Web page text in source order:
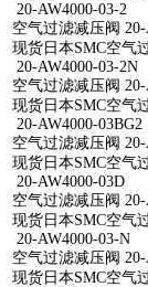
20-AW4000-03-2
空气过滤减压阀 20-
现货日本SMC空气
20-AW4000-03-2N
空气过滤减压阀
现货日本SMC空气
20-AW4000-03BG2
空气过滤减压阀 20-
现货日本SMC空气
20-AW4000-03D
空气过滤减压阀 20-
现货日本SMC空气
20-AW4000-03-N
空气过滤减压阀
现货日本SMC空气